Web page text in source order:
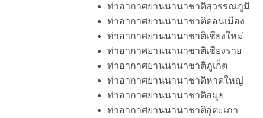
ท่าอากาศยานนานาชาติสุวรรณภูมิ
ท่าอากาศยานนานาชาติดอนเมือง
ท่าอากาศยานนานาชาติเชียงใหม่
ท่าอากาศยานนานาชาติเชียงราย
ท่าอากาศยานนานาชาติภูเก็ต
ท่าอากาศยานนานาชาติหาดใหญ่
ท่าอากาศยานนานาชาติสมุย
ท่าอากาศยานนานาชาติอู่ตะเภา